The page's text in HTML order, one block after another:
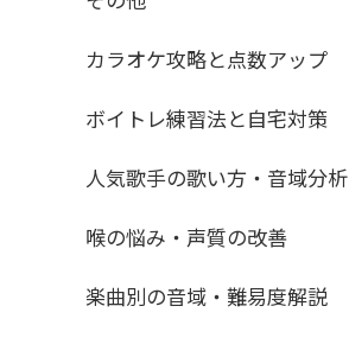
カラオケ攻略と点数アップ
ボイトレ練習法と自宅対策
人気歌手の歌い方・音域分析
喉の悩み・声質の改善
楽曲別の音域・難易度解説